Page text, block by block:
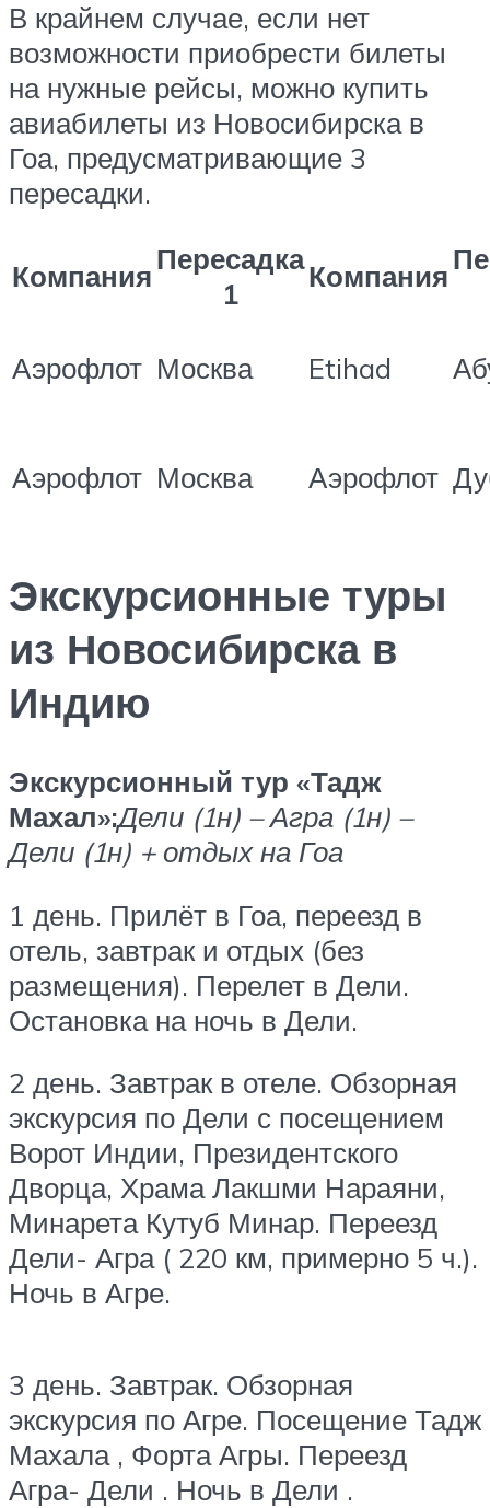
В крайнем случае, если нет
возможности приобрести билеты
на нужные рейсы, можно купить
авиабилеты из Новосибирска в
Гоа, предусматривающие 3
пересадки.
КомпанияПересадка
1
Компания
Аэрофлот Москва Etihad
Аэрофлот Москва Аэрофлот
Экскурсионные туры
из Новосибирска в
Индию
Экскурсионный тур «Тадж
Махал»:Дели (1н) – Агра (1н) –
Дели (1н) + отдых на Гоа
1 день. Прилёт в Гоа, переезд в
отель, завтрак и отдых (без
размещения). Перелет в Дели.
Остановка на ночь в Дели.
2 день. Завтрак в отеле. Обзорная
экскурсия по Дели с посещением
Ворот Индии, Президентского
Дворца, Храма Лакшми Нараяни,
Минарета Кутуб Минар. Переезд
Дели- Агра ( 220 км, примерно 5 ч.).
Ночь в Агре.
3 день. Завтрак. Обзорная
экскурсия по Агре. Посещение Тадж
Махала , Форта Агры. Переезд
Агра- Дели . Ночь в Дели .